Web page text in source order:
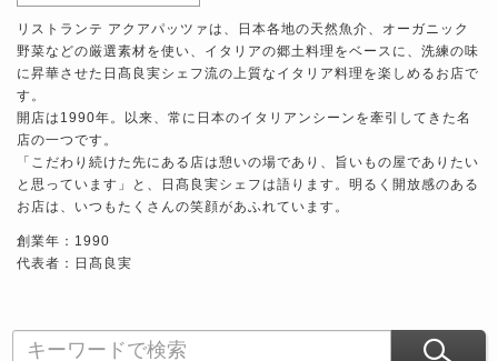
リストランテ アクアパッツァは、日本各地の天然魚介、オーガニック
野菜などの厳選素材を使い、イタリアの郷土料理をベースに、洗練の味
に昇華させた日髙良実シェフ流の上質なイタリア料理を楽しめるお店で
す。
開店は1990年。以来、常に日本のイタリアンシーンを牽引してきた名
店の一つです。
「こだわり続けた先にある店は憩いの場であり、旨いもの屋でありたい
と思っています」と、日髙良実シェフは語ります。明るく開放感のある
お店は、いつもたくさんの笑顔があふれています。
創業年：1990
代表者：日髙良実